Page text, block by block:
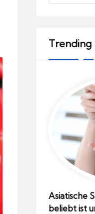
Trending
Asiatische
beliebt ist